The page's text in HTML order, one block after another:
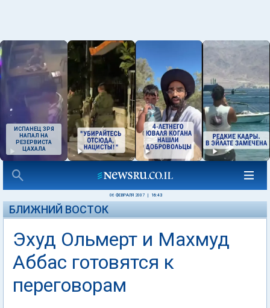
ИСПАНЕЦ ЗРЯ
НАПАЛ НА
РЕЗЕРВИСТА
ЦАХАЛА
06 ФЕВРАЛЯ 2007 16:43
БЛИЖНИЙ ВОСТОК
Эхуд Ольмерт и Махмуд
Аббас готовятся к
переговорам